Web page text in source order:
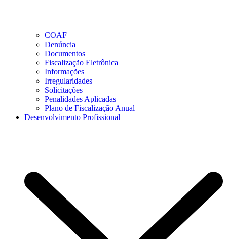
COAF
Denúncia
Documentos
Fiscalização Eletrônica
Informações
Irregularidades
Solicitações
Penalidades Aplicadas
Plano de Fiscalização Anual
Desenvolvimento Profissional